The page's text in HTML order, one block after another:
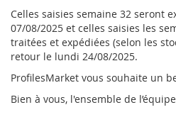
Celles saisies semaine 32 seront
07/08/2025 et celles saisies les
traitées et expédiées (selon les
retour le lundi 24/08/2025.
ProfilesMarket vous souhaite un
Bien à vous, l'ensemble de